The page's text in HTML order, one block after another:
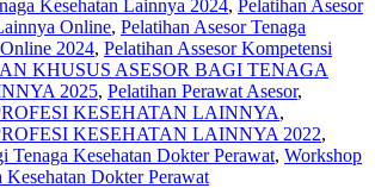
Kesehatan Lainnya 2024, Pelatihan Asesor
Online, Pelatihan Asesor Tenaga
2024, Pelatihan Assesor Kompetensi
KHUSUS ASESOR BAGI TENAGA
2025, Pelatihan Perawat Asesor,
KESEHATAN LAINNYA,
KESEHATAN LAINNYA 2022,
Tenaga Kesehatan Dokter Perawat, Workshop
Kesehatan Dokter Perawat